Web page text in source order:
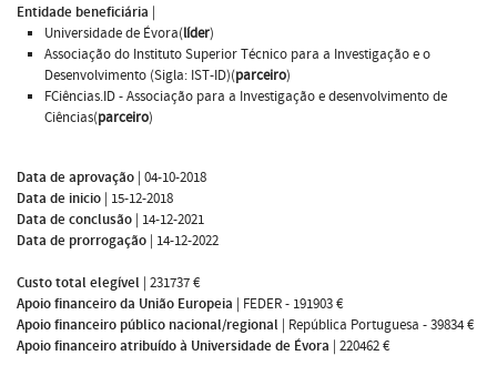
Entidade beneficiária |
Universidade de Évora(líder)
Associação do Instituto Superior Técnico para a Investigação e o
Desenvolvimento (Sigla: IST-ID)(parceiro)
FCiências.ID - Associação para a Investigação e desenvolvimento de
Ciências(parceiro)
Data de aprovação | 04-10-2018
Data de inicio | 15-12-2018
Data de conclusão | 14-12-2021
Data de prorrogação | 14-12-2022
Custo total elegível | 231737 €
Apoio financeiro da União Europeia | FEDER - 191903 €
Apoio financeiro público nacional/regional | República Portuguesa - 39834 €
Apoio financeiro atribuído à Universidade de Évora | 220462 €